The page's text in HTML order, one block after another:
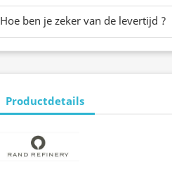
Hoe ben je zeker van de levertijd ?
Productdetails